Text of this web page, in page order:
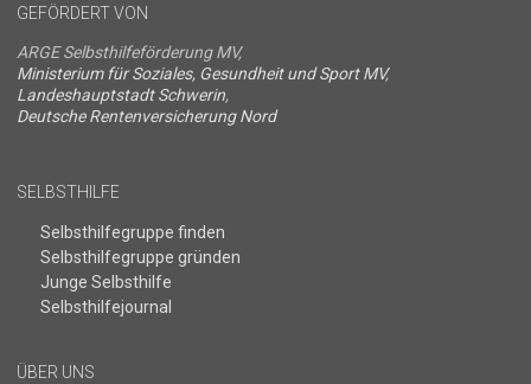
GEFÖRDERT VON
ARGE Selbsthilfeförderung MV,
Ministerium für Soziales, Gesundheit und Sport MV,
Landeshauptstadt Schwerin,
Deutsche Rentenversicherung Nord
SELBSTHILFE
Selbsthilfegruppe finden
Selbsthilfegruppe gründen
Junge Selbsthilfe
Selbsthilfejournal
ÜBER UNS